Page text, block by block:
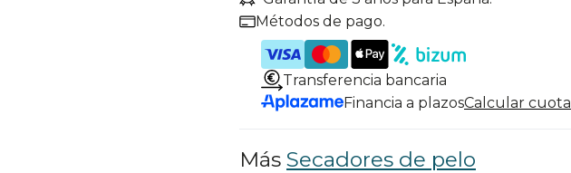
Métodos de pago.
Transferencia bancaria
Financia a plazosCalcular cuota
Más Secadores de pelo